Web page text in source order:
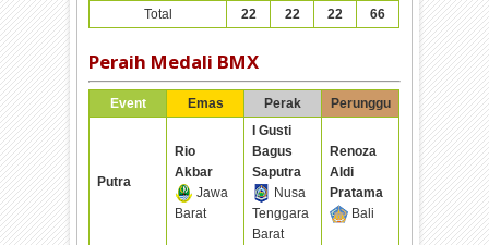
Total 22 22 22 66
Peraih Medali BMX
Event Emas Perak Perunggu
Putra
Rio
Akbar
Jawa
Barat
I Gusti
Bagus
Saputra
Nusa
Tenggara
Barat
Renoza
Aldi
Pratama
Bali